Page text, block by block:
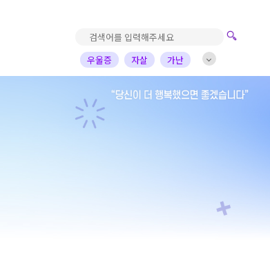
우울증 자살
가난
진로고민
가정의아픔
자녀
부부 배우
가수
개그맨